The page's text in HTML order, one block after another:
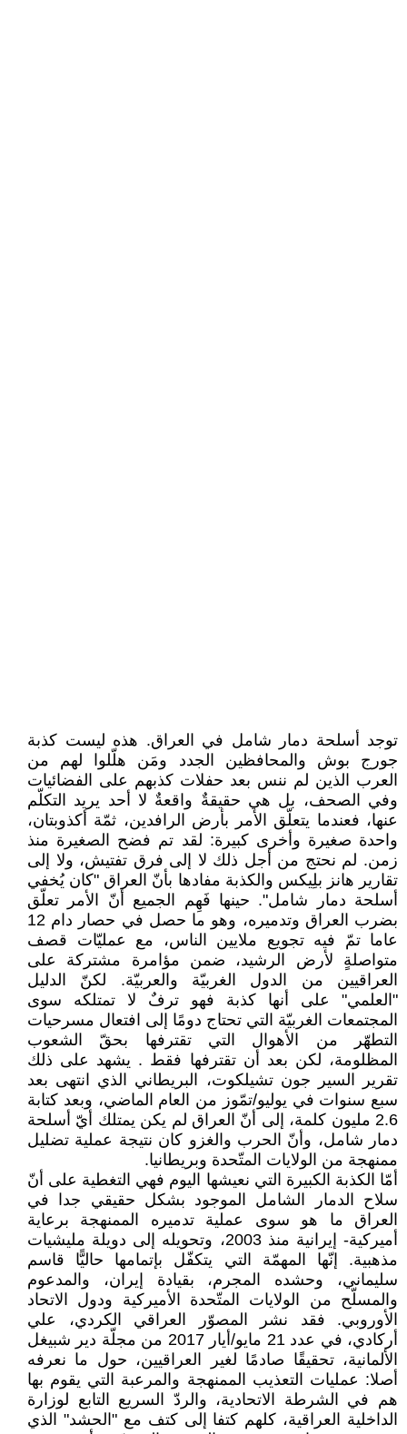
توجد أسلحة دمار شامل في العراق. هذه ليست كذبة
جورج بوش والمحافظين الجدد ومَن هلّلوا لهم من
العرب الذين لم ننس بعد حفلات كذبهم على الفضائيات
وفي الصحف، بل هي حقيقةٌ واقعةٌ لا أحد يريد التكلّم
عنها، فعندما يتعلّق الأمر بأرض الرافدين، ثمّة أكذوبتان،
واحدة صغيرة وأخرى كبيرة: لقد تم فضح الصغيرة منذ
زمن. لم نحتج من أجل ذلك لا إلى فرق تفتيش، ولا إلى
تقارير هانز بلِيكس والكذبة مفادها بأنّ العراق "كان يُخفي
أسلحة دمار شامل". حينها فَهِم الجميع أنّ الأمر تعلّق
بضرب العراق وتدميره، وهو ما حصل في حصار دام 12
عاما تمّ فيه تجويع ملايين الناس، مع عمليّات قصف
متواصلةٍ لأرض الرشيد، ضمن مؤامرة مشتركة على
العراقيين من الدول الغربيّة والعربيّة. لكنّ الدليل
"العلمي" على أنها كذبة فهو ترفٌ لا تمتلكه سوى
المجتمعات الغربيّة التي تحتاج دومًا إلى افتعال مسرحيات
التطهّر من الأهوال التي تقترفها بحقّ الشعوب
المظلومة، لكن بعد أن تقترفها فقط . يشهد على ذلك
تقرير السير جون تشيلكوت، البريطاني الذي انتهى بعد
سبع سنوات في يوليو/تمّوز من العام الماضي، وبعد كتابة
2.6 مليون كلمة، إلى أنّ العراق لم يكن يمتلك أيّ أسلحة
دمار شامل، وأنّ الحرب والغزو كان نتيجة عملية تضليل
ممنهجة من الولايات المتّحدة وبريطانيا.
أمّا الكذبة الكبيرة التي نعيشها اليوم فهي التغطية على أنّ
سلاح الدمار الشامل الموجود بشكل حقيقي جدا في
العراق ما هو سوى عملية تدميره الممنهجة برعاية
أميركية- إيرانية منذ 2003، وتحويله إلى دويلة مليشيات
مذهبية. إنّها المهمّة التي يتكفّل بإتمامها حاليًّا قاسم
سليماني، وحشده المجرم، بقيادة إيران، والمدعوم
والمسلّح من الولايات المتّحدة الأميركية ودول الاتحاد
الأوروبي. فقد نشر المصوّر العراقي الكردي، علي
أركادي، في عدد 21 مايو/أيار 2017 من مجلّة دير شبيغل
الألمانية، تحقيقًا صادمًا لغير العراقيين، حول ما نعرفه
أصلا: عمليات التعذيب الممنهجة والمرعبة التي يقوم بها
هم في الشرطة الاتحادية، والردّ السريع التابع لوزارة
الداخلية العراقية، كلهم كتفا إلى كتف مع "الحشد" الذي